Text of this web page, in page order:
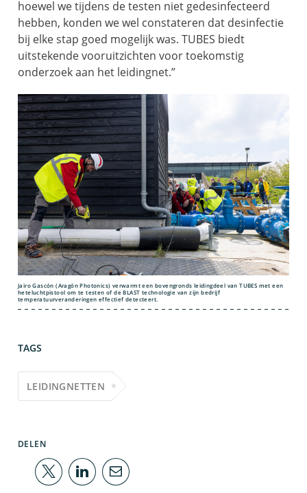
hoewel we tijdens de testen niet gedesinfecteerd
hebben, konden we wel constateren dat desinfectie
bij elke stap goed mogelijk was. TUBES biedt
uitstekende vooruitzichten voor toekomstig
onderzoek aan het leidingnet.”
Jairo Gascón (Aragón Photonics) verwarmt een bovengronds leidingdeel van TUBES met een
heteluchtpistool om te testen of de BLAST technologie van zijn bedrijf
temperatuurveranderingen effectief detecteert.
TAGS
LEIDINGNETTEN
DELEN